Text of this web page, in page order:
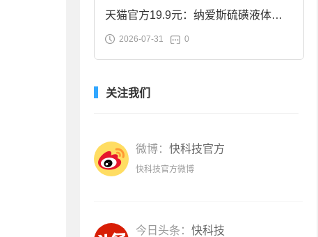
天猫官方19.9元：纳爱斯硫磺液体香
皂2斤大促
2026-07-31 0
关注我们
微博： 快科技官方
快科技官方微博
今日头条： 快科技